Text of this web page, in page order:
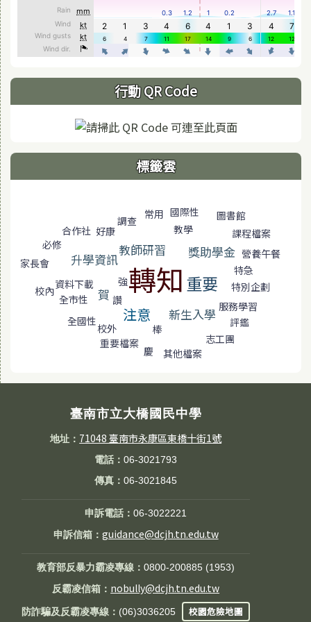
行動 QR Code
標籤雲
合作社 好康
調查 常用 國際性
教學
圖書館
必修
課程檔案
家長會 升學資訊
教師研習 獎助學金
轉知
營養午餐
校內資料下載 強 重要
特急
全市性 賀 讚
特別企劃
全國性 注意 新生入學 服務學習
校外
棒
評鑑
重要檔案
慶
志工團
其他檔案
臺南市立大橋國民中學
地址： 71048 臺南市永康區東橋十街1號
電話：06-3021793
傳真：06-3021845
申訴電話：06-3022221
申訴信箱： guidance@dcjh.tn.edu.tw
教育部反暴力霸凌專線：0800-200885 (1953)
反霸凌信箱： nobully@dcjh.tn.edu.tw
防詐騙及反霸凌專線： (06)3036205 校園危險地圖